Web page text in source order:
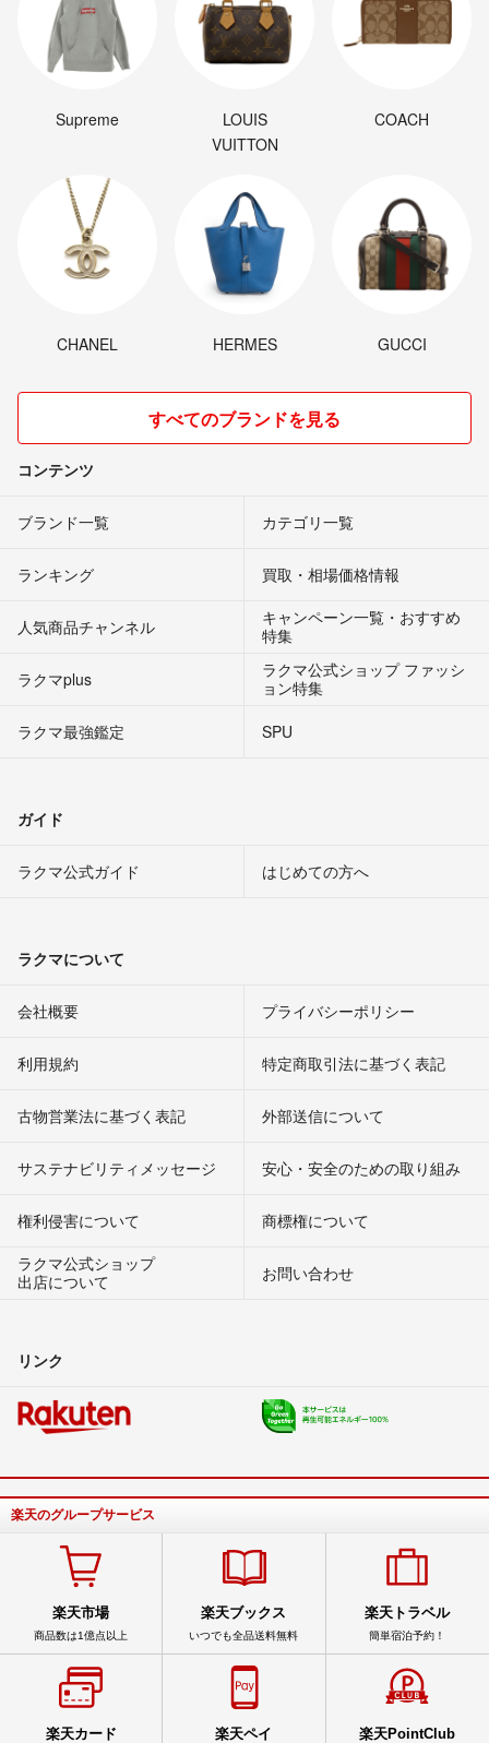
Supreme
LOUIS
VUITTON
COACH
CHANEL HERMES GUCCI
すべてのブランドを見る
コンテンツ
ブランド一覧 カテゴリ一覧
ランキング 買取・相場価格情報
人気商品チャンネル
キャンペーン一覧・おすすめ
特集
ラクマplus
ラクマ公式ショップ ファッシ
ョン特集
ラクマ最強鑑定
SPU
ガイド
ラクマ公式ガイド はじめての方へ
ラクマについて
会社概要 プライバシーポリシー
利用規約 特定商取引法に基づく表記
古物営業法に基づく表記 外部送信について
サステナビリティメッセージ 安心・安全のための取り組み
権利侵害について
商標権について
ラクマ公式ショップ
出店について
お問い合わせ
リンク
楽天のグループサービス
楽天市場
商品数は1億点以上
楽天ブックス
いつでも全品送料無料
楽天トラベル
簡単宿泊予約！
楽天カード 楽天ペイ 楽天PointClub